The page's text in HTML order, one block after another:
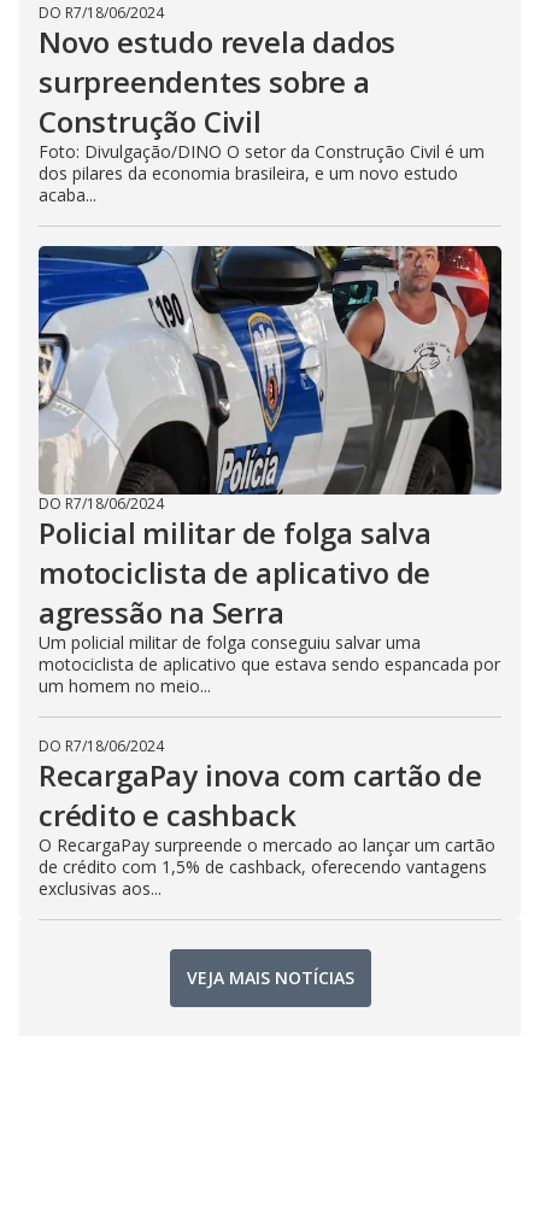
DO R7/18/06/2024
Novo estudo revela dados
surpreendentes sobre a
Construção Civil
Foto: Divulgação/DINO O setor da Construção Civil é um
dos pilares da economia brasileira, e um novo estudo
acaba...
DO R7/18/06/2024
Policial militar de folga salva
motociclista de aplicativo de
agressão na Serra
Um policial militar de folga conseguiu salvar uma
motociclista de aplicativo que estava sendo espancada por
um homem no meio...
DO R7/18/06/2024
RecargaPay inova com cartão de
crédito e cashback
O RecargaPay surpreende o mercado ao lançar um cartão
de crédito com 1,5% de cashback, oferecendo vantagens
exclusivas aos...
VEJA MAIS NOTÍCIAS